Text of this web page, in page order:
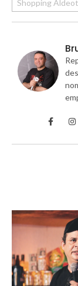
Shopping